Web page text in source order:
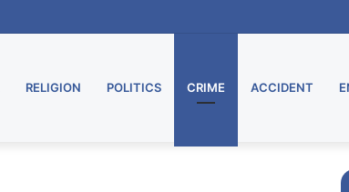
RELIGION POLITICS CRIME ACCIDENT